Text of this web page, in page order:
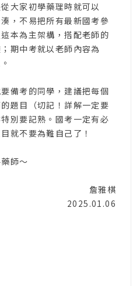
家初學藥理時就可以
，不易把所有最新國考參
本為主架構，搭配老師的
期中考就以老師內容為
考的同學，建議把每個
題目（切記！詳解一定要
別要記熟。國考一定有必
就不要為難自己了！
師～
詹雅棋
2025.01.06